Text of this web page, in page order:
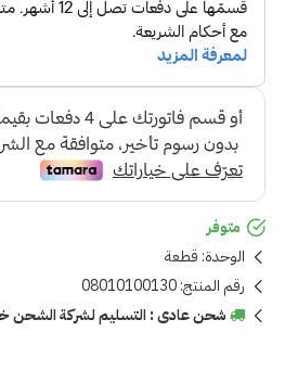
متوفر
الوحدة: قطعة
رقم المنتج:08010100130
شحن عادى : التسليم لشركة الشحن